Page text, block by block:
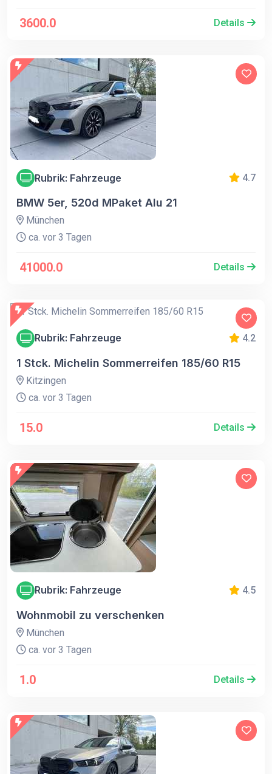
3600.0 Details
Rubrik: Fahrzeuge 4.7
BMW 5er, 520d MPaket Alu 21
München
ca. vor 3 Tagen
41000.0 Details
Rubrik: Fahrzeuge 4.2
1 Stck. Michelin Sommerreifen 185/60 R15
Kitzingen
ca. vor 3 Tagen
15.0 Details
Rubrik: Fahrzeuge 4.5
Wohnmobil zu verschenken
München
ca. vor 3 Tagen
1.0 Details